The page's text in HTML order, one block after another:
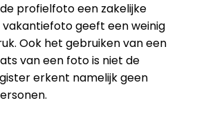
profielfoto een zakelijke
geeft een weinig
Ook het gebruiken van een
van een foto is niet de
erkent namelijk geen